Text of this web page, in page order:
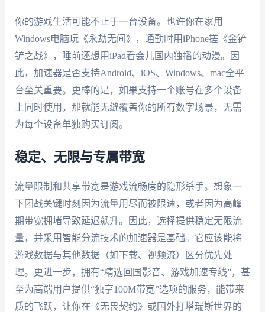
你的游戏生活可能不止于一台设备。也许你在家用
Windows电脑玩《永劫无间》，通勤时用iPhone搓《金铲
铲之战》，睡前还想用iPad看会儿国内独播的动漫。因
此，加速器是否支持Android、iOS、Windows、mac全平
台至关重要。更棒的是，如果支持一个账号在多个设备
上同时使用，那就能无缝覆盖你的所有数字场景，无需
为每个设备单独购买订阅。
稳定、无限与专属带宽
流量限制和共享带宽是游戏流畅度的隐形杀手。想象一
下团战关键时刻因为流量用尽而被限速，或者因为高峰
期带宽拥堵导致延迟飙升。因此，选择提供稳定无限流
量，并采用智能分流技术的加速器是基础。它应该能将
游戏数据与其他数据（如下载、视频流）区分优先处
理。更进一步，拥有“精选回国影音、游戏加速专线”，甚
至为高端用户提供“独享100M带宽”选项的服务，能带来
质的飞跃，让你在《无畏契约》或国外打塔瑞斯世界的